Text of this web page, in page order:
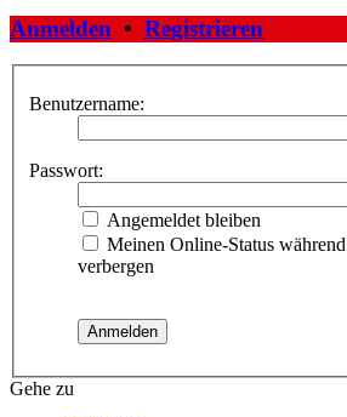
Anmelden • Registrieren
Benutzername:
Passwort:
Angemeldet bleiben
Meinen Online-Status
verbergen
Gehe zu